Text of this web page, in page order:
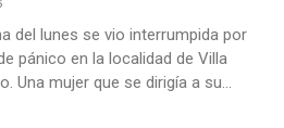
del lunes se vio interrumpida por
pánico en la localidad de Villa
Una mujer que se dirigía a su...